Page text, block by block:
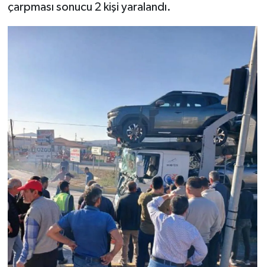
çarpması sonucu 2 kişi yaralandı.